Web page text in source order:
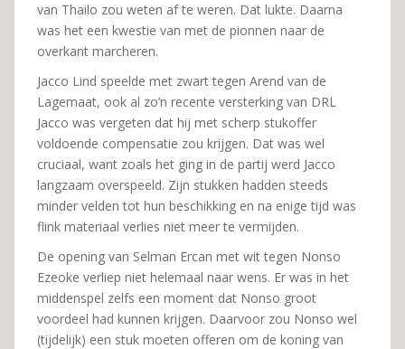
van Thailo zou weten af te weren. Dat lukte. Daarna
was het een kwestie van met de pionnen naar de
overkant marcheren.
Jacco Lind speelde met zwart tegen Arend van de
Lagemaat, ook al zo’n recente versterking van DRL
Jacco was vergeten dat hij met scherp stukoffer
voldoende compensatie zou krijgen. Dat was wel
cruciaal, want zoals het ging in de partij werd Jacco
langzaam overspeeld. Zijn stukken hadden steeds
minder velden tot hun beschikking en na enige tijd was
flink materiaal verlies niet meer te vermijden.
De opening van Selman Ercan met wit tegen Nonso
Ezeoke verliep niet helemaal naar wens. Er was in het
middenspel zelfs een moment dat Nonso groot
voordeel had kunnen krijgen. Daarvoor zou Nonso wel
(tijdelijk) een stuk moeten offeren om de koning van